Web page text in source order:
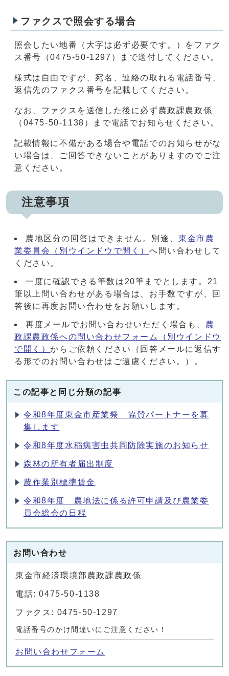
ファクスで照会する場合
照会したい地番（大字は必ず必要です。）をファク
ス番号（0475-50-1297）まで送付してください。
様式は自由ですが、宛名、連絡の取れる電話番号、
返信先のファクス番号を記載してください。
なお、ファクスを送信した後に必ず農政課農政係
（0475-50-1138）まで電話でお知らせください。
記載情報に不備がある場合や電話でのお知らせがな
い場合は、ご回答できないことがありますのでご注
意ください。
注意事項
農地区分の回答はできません。別途、東金市農
業委員会
（別ウインドウで開く）へ問い合わせして
ください。
一度に確認できる筆数は20筆までとします。21
筆以上問い合わせがある場合は、お手数ですが、回
答後に再度お問い合わせをお願いします。
再度メールでお問い合わせいただく場合も、 農
政課農政係への問い合わせフォーム
（別ウインドウ
で開く）からご依頼ください（回答メールに返信す
る形でのお問い合わせはご遠慮ください。）。
この記事と同じ分類の記事
令和8年度東金市産業祭 協賛パートナーを募
集します
令和8年度水稲病害虫共同防除実施のお知らせ
森林の所有者届出制度
農作業別標準賃金
令和8年度 農地法に係る許可申請及び農業委
員会総会の日程
お問い合わせ
東金市経済環境部農政課農政係
電話: 0475-50-1138
ファクス: 0475-50-1297
電話番号のかけ間違いにご注意ください！
お問い合わせフォーム